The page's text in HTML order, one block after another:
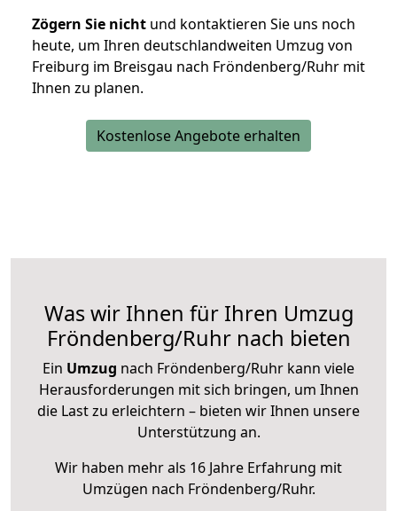
Zögern Sie nicht und kontaktieren Sie uns noch
heute, um Ihren deutschlandweiten Umzug von
Freiburg im Breisgau nach Fröndenberg/Ruhr mit
Ihnen zu planen.
Kostenlose Angebote erhalten
Was wir Ihnen für Ihren Umzug
Fröndenberg/Ruhr nach bieten
Ein Umzug nach Fröndenberg/Ruhr kann viele
Herausforderungen mit sich bringen, um Ihnen
die Last zu erleichtern – bieten wir Ihnen unsere
Unterstützung an.
Wir haben mehr als 16 Jahre Erfahrung mit
Umzügen nach Fröndenberg/Ruhr.